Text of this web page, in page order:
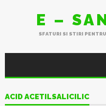
E –
SFATURI SI STIRI
ACID ACETILSALICILIC